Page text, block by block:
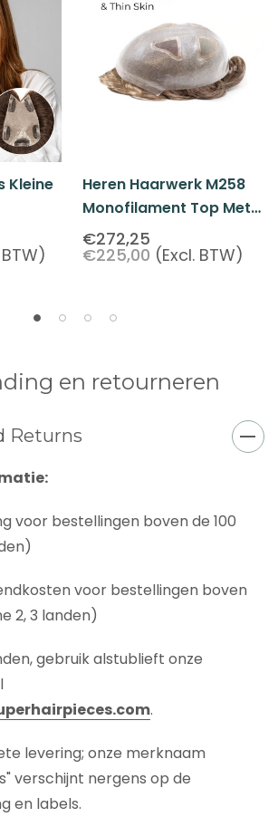
Kleine
Heren Haarwerk M258
Monofilament Top Met
Skin Basis
€272,25
€225,00 (Excl. BTW)
en retourneren
Returns
voor bestellingen boven de 100
voor bestellingen boven
2, 3 landen)
gebruik alstublieft onze
.
levering; onze merknaam
verschijnt nergens op de
en labels.